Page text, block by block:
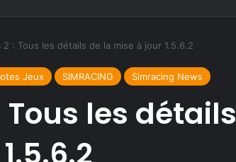
: Tous les détails de la mise à jour 1.5.6.2
Jeux SIMRACING Simracing News
les détails